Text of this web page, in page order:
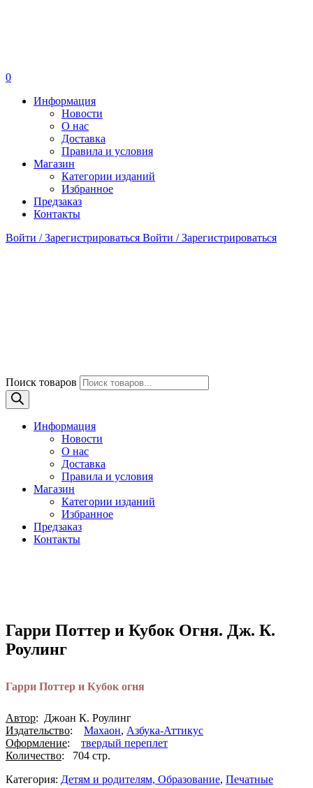
0
Информация
Новости
О нас
Доставка
Правила и условия
Магазин
Категории изданий
Избранное
Предзаказ
Контакты
Войти / Зарегистрироваться Войти / Зарегистрироваться
Поиск товаров
Информация
Новости
О нас
Доставка
Правила и условия
Магазин
Категории изданий
Избранное
Предзаказ
Контакты
Гарри Поттер и Кубок Огня. Дж. К.
Роулинг
Гарри Поттер и Кубок огня
Автор: Джоан К. Роулинг
Издательство: Махаон, Азбука-Аттикус
Оформление: твердый переплет
Количество: 704 стр.
Категория: Детям и родителям, Образование, Печатные